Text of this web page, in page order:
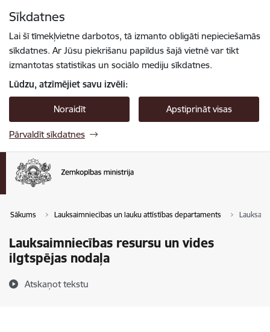
Sīkdatnes
Lai šī tīmekļvietne darbotos, tā izmanto obligāti nepieciešamās
sīkdatnes. Ar Jūsu piekrišanu papildus šajā vietnē var tikt
izmantotas statistikas un sociālo mediju sīkdatnes.
Lūdzu, atzīmējiet savu izvēli:
Noraidīt Apstiprināt visas
Pārvaldīt sīkdatnes
Sākums Lauksaimniecības un lauku attīstības departaments
Lauksaimniecības resursu un vides
ilgtspējas nodaļa
Atskaņot tekstu